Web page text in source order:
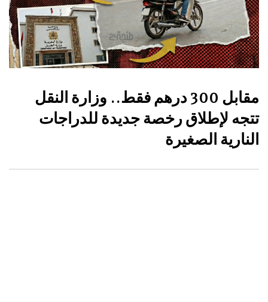
مقابل 300 درهم فقط.. وزارة النقل
تتجه لإطلاق رخصة جديدة للدراجات
النارية الصغيرة